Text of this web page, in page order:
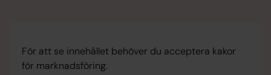
För att se innehållet behöver du acceptera kakor
för marknadsföring.